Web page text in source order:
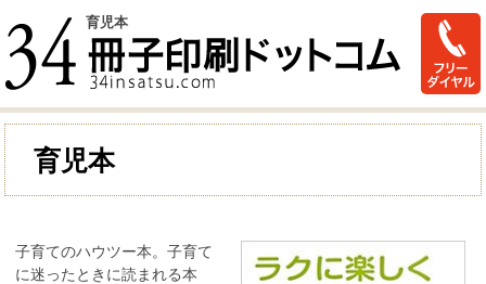
育児本
育児本
子育てのハウツー本。子育て
に迷ったときに読まれる本